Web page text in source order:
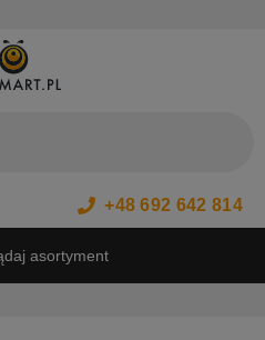
+48 692 642 814
asortyment